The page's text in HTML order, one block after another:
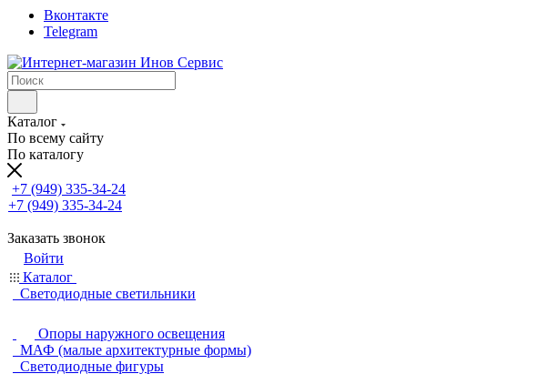
Вконтакте
Telegram
Каталог
По всему сайту
По каталогу
+7 (949) 335-34-24
+7 (949) 335-34-24
Заказать звонок
Войти
Каталог
Светодиодные светильники
Опоры наружного освещения
МАФ (малые архитектурные формы)
Светодиодные фигуры